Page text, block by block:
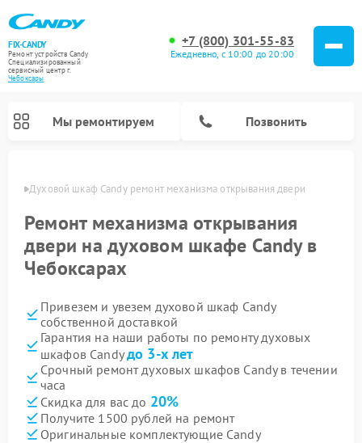
FIX-CANDY
Ремонт устройств Candy
Специализированный
cервисный центр г.
Чебоксары
+7 (800) 301-55-83
Ежедневно, с 10:00 до 20:00
Мы ремонтируем Позвонить
Духовой шкаф Candy ремонт механизма открывания двери
Ремонт механизма открывания
двери на духовом шкафе Candy в
Чебоксарах
Привезем и увезем духовой шкаф Candy
собственной доставкой
Гарантия на наши работы по ремонту духовых
шкафов Candyдо 3-х лет
Срочный ремонт духовых шкафов Candy в течении
часа
Скидка для вас до 20%
Получите 1500 рублей на ремонт
Оригинальные комплектующие Candy